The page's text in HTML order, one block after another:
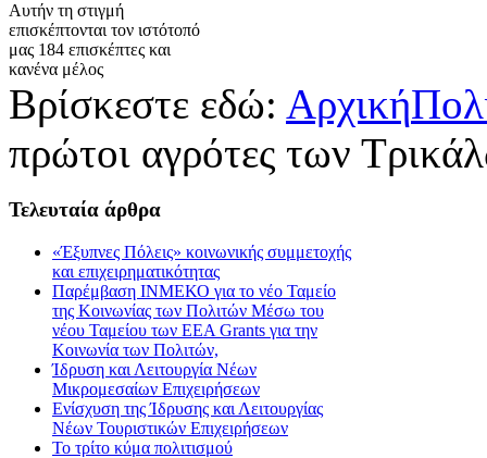
Αυτήν τη στιγμή
επισκέπτονται τον ιστότοπό
μας 184 επισκέπτες και
κανένα μέλος
Βρίσκεστε εδώ: Αρχική
πρώτοι αγρότες των
Τελευταία άρθρα
«Έξυπνες Πόλεις» κοινωνικής συμμετοχής
και επιχειρηματικότητας
Παρέμβαση ΙΝΜΕΚΟ για το νέο Ταμείο
της Κοινωνίας των Πολιτών Μέσω του
νέου Ταμείου των ΕΕΑ Grants για την
Κοινωνία των Πολιτών,
Ίδρυση και Λειτουργία Νέων
Μικρομεσαίων Επιχειρήσεων
Ενίσχυση της Ίδρυσης και Λειτουργίας
Νέων Τουριστικών Επιχειρήσεων
Το τρίτο κύμα πολιτισμού